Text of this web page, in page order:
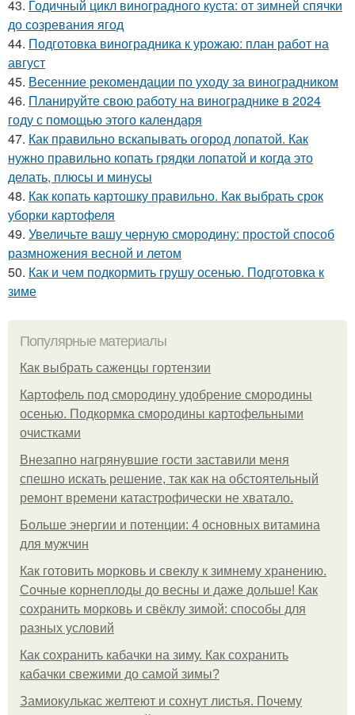
43. Годичный цикл виноградного куста: от зимней спячки
до созревания ягод
44. Подготовка виноградника к урожаю: план работ на
август
45. Весенние рекомендации по уходу за виноградником
46. Планируйте свою работу на винограднике в 2024
году с помощью этого календаря
47. Как правильно вскапывать огород лопатой. Как
нужно правильно копать грядки лопатой и когда это
делать, плюсы и минусы
48. Как копать картошку правильно. Как выбрать срок
уборки картофеля
49. Увеличьте вашу черную смородину: простой способ
размножения весной и летом
50. Как и чем подкормить грушу осенью. Подготовка к
зиме
Популярные материалы
Как выбрать саженцы гортензии
Картофель под смородину удобрение смородины
осенью. Подкормка смородины картофельными
очистками
Внезапно нагрянувшие гости заставили меня
спешно искать решение, так как на обстоятельный
ремонт времени катастрофически не хватало.
Больше энергии и потенции: 4 основных витамина
для мужчин
Как готовить морковь и свеклу к зимнему хранению.
Сочные корнеплоды до весны и даже дольше! Как
сохранить морковь и свёклу зимой: способы для
разных условий
Как сохранить кабачки на зиму. Как сохранить
кабачки свежими до самой зимы?
Замиокулькас желтеют и сохнут листья. Почему